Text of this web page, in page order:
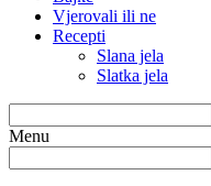
Vjerovali ili ne
Recepti
Slana jela
Slatka jela
Menu